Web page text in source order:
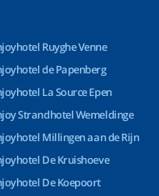
Ruyghe Venne
de Papenberg
La Source Epen
Strandhotel Wemeldinge
Millingen aan de Rijn
De Kruishoeve
De Koepoort